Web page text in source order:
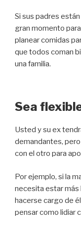
Si sus padres
gran momento
planear comidas
que todos coman
una familia.
Sea
Usted y su ex
demandantes,
con el otro para
Por ejemplo, si la
necesita estar más
hacerse cargo de
pensar como lidiar